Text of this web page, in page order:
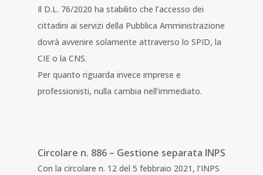
Il D.L. 76/2020 ha stabilito che l’accesso dei
cittadini ai servizi della Pubblica Amministrazione
dovrà avvenire solamente attraverso lo SPID, la
CIE o la CNS.
Per quanto riguarda invece imprese e
professionisti, nulla cambia nell’immediato.
Circolare n. 886 – Gestione separata INPS
Con la circolare n. 12 del 5 febbraio 2021, l’INPS